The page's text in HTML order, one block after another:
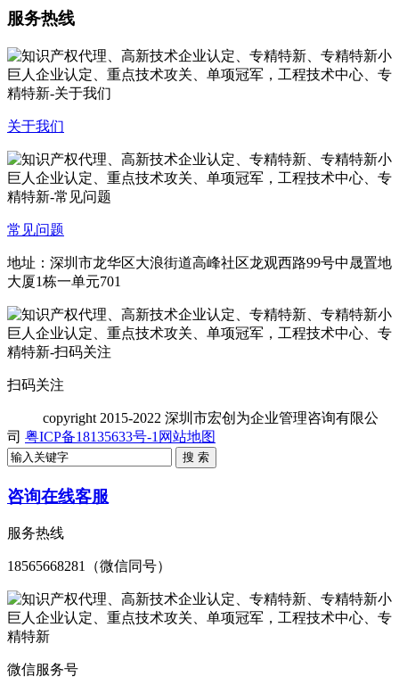
服务热线
关于我们
常见问题
地址：深圳市龙华区大浪街道高峰社区龙观西路99号中晟置地
大厦1栋一单元701
扫码关注
copyright 2015-2022 深圳市宏创为企业管理咨询有限公
司 粤ICP备18135633号-1 网站地图
咨询在线客服
服务热线
18565668281（微信同号）
微信服务号